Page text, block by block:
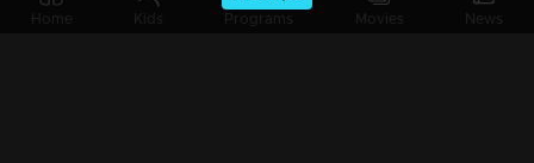
Home Kids Programs Movies News